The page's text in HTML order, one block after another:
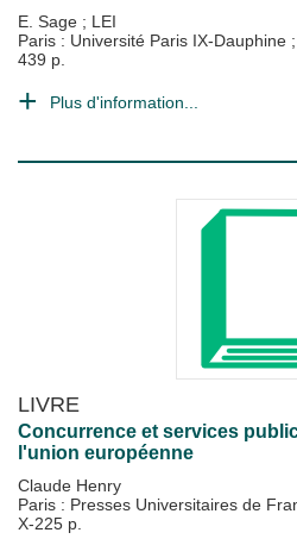
E. Sage ; LEI
Paris : Université Paris IX-Dauphine ;
439 p.
Plus d'information...
LIVRE
Concurrence et services
l'union européenne
Claude Henry
Paris : Presses Universitaires de
X-225 p.